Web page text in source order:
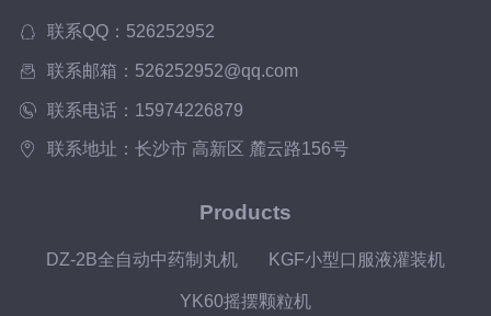
联系QQ：526252952
联系邮箱：526252952@qq.com
联系电话：15974226879
联系地址：长沙市 高新区 麓云路156号
Products
DZ-2B全自动中药制丸机 KGF小型口服液灌装机
YK60摇摆颗粒机